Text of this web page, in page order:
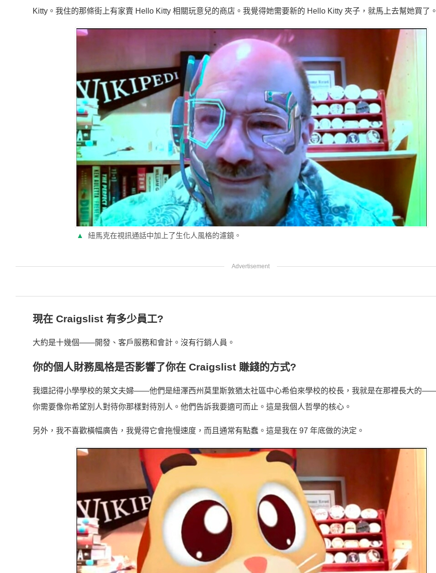
Kitty。我住的那條街上有家賣 Hello Kitty 相關玩意兒的商店。我覺得她需要新的 Hello Kitty 夾子，就馬上去幫她買了
▲ 紐馬克在視訊通話中加上了生化人風格的濾鏡。
現在 Craigslist 有多少員工?
大約是十幾個——開發、客戶服務和會計。沒有行銷人員。
你的個人財務風格是否影響了你在 Craigslist 賺錢的方式?
我還記得小學學校的萊文夫婦——他們是紐澤西州莫里斯敦猶太社區中心希伯來學校的校長，我就是在那裡長大的
你需要像你希望別人對待你那樣對待別人。他們告訴我要適可而止。這是我個人哲學的核心。
另外，我不喜歡橫幅廣告，我覺得它會拖慢速度，而且通常有點蠢。這是我在 97 年底做的決定。